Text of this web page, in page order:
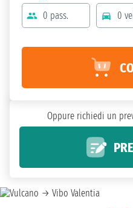
0 pass. 0
Oppure richiedi un